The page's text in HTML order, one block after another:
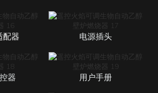
配器 电源插头
器 用户手册